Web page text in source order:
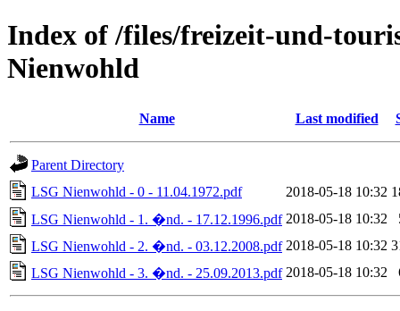
Index of /files/freizeit-und-
Nienwohld
Name Last modified
Parent Directory
LSG Nienwohld - 0 - 11.04.1972.pdf
2018-05-18 10:32
LSG Nienwohld - 1. �nd. - 17.12.1996.pdf 2018-05-18 10:32
LSG Nienwohld - 2. �nd. - 03.12.2008.pdf 2018-05-18 10:32
LSG Nienwohld - 3. �nd. - 25.09.2013.pdf 2018-05-18 10:32